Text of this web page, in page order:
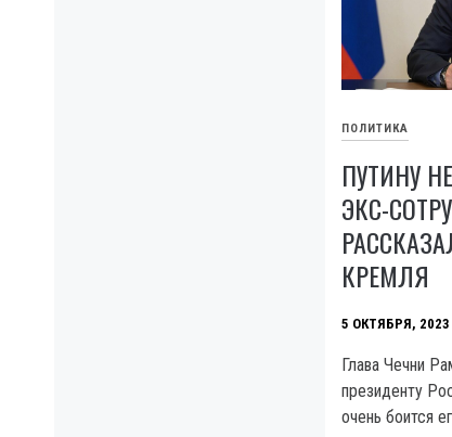
ПОЛИТИКА
ПУТИНУ
ЭКС-
КРЕМЛЯ
5 ОКТЯБРЯ, 2023
Глава Чечни
президенту
очень боится